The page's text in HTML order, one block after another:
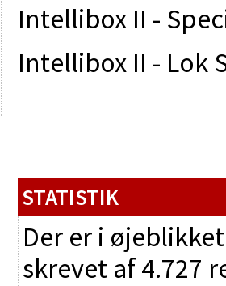
Intellibox II -
Intellibox II - Lok
STATISTIK
Der er i
skrevet af 4.727